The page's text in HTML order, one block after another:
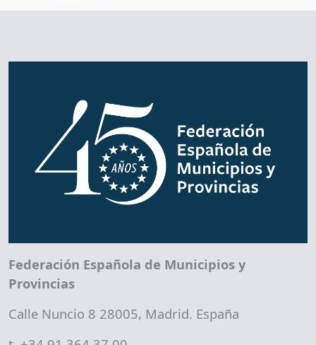
Federación Española de Municipios y
Provincias
Calle Nuncio 8 28005, Madrid. España